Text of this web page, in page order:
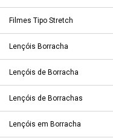
Filmes Tipo Stretch
Lençóis Borracha
Lençóis de Borracha
Lençóis de Borrachas
Lençóis em Borracha